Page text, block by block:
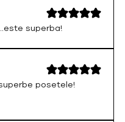
superba!
posetele!